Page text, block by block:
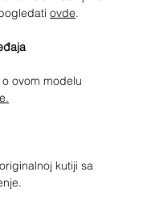
ovde.
ovom modelu
kutiji sa